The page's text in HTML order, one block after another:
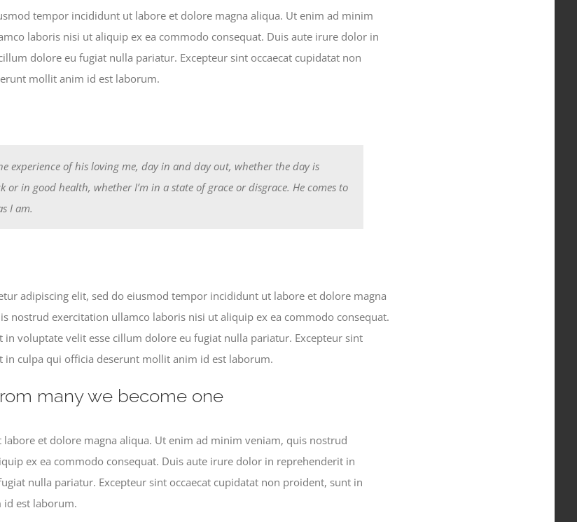
tempor incididunt ut labore et dolore magna aliqua. Ut enim ad minim
laboris nisi ut aliquip ex ea commodo consequat. Duis aute irure dolor in
dolore eu fugiat nulla pariatur. Excepteur sint occaecat cupidatat non
mollit anim id est laborum.
experience of his loving me, day in and day out, whether the day is
or in good health, whether I’m in a state of grace or disgrace. He comes to
I am.
adipiscing elit, sed do eiusmod tempor incididunt ut labore et dolore magna
nostrud exercitation ullamco laboris nisi ut aliquip ex ea commodo consequat.
voluptate velit esse cillum dolore eu fugiat nulla pariatur. Excepteur sint
in culpa qui officia deserunt mollit anim id est laborum.
many we become one
et dolore magna aliqua. Ut enim ad minim veniam, quis nostrud
ex ea commodo consequat. Duis aute irure dolor in reprehenderit in
nulla pariatur. Excepteur sint occaecat cupidatat non proident, sunt in
est laborum.